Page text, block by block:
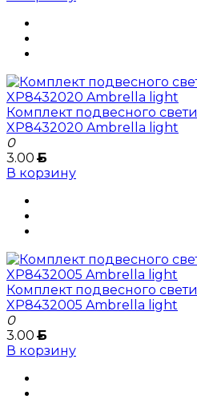
Комплект подвесного
XP8432020 Ambrella light
0
3.00Б
В корзину
Комплект подвесного
XP8432005 Ambrella light
0
3.00Б
В корзину